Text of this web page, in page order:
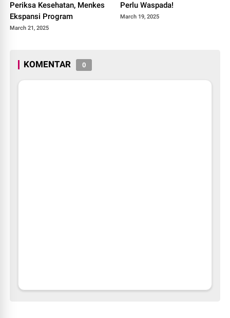
Periksa Kesehatan, Menkes
Ekspansi Program
March 21, 2025
Perlu Waspada!
March 19, 2025
KOMENTAR 0